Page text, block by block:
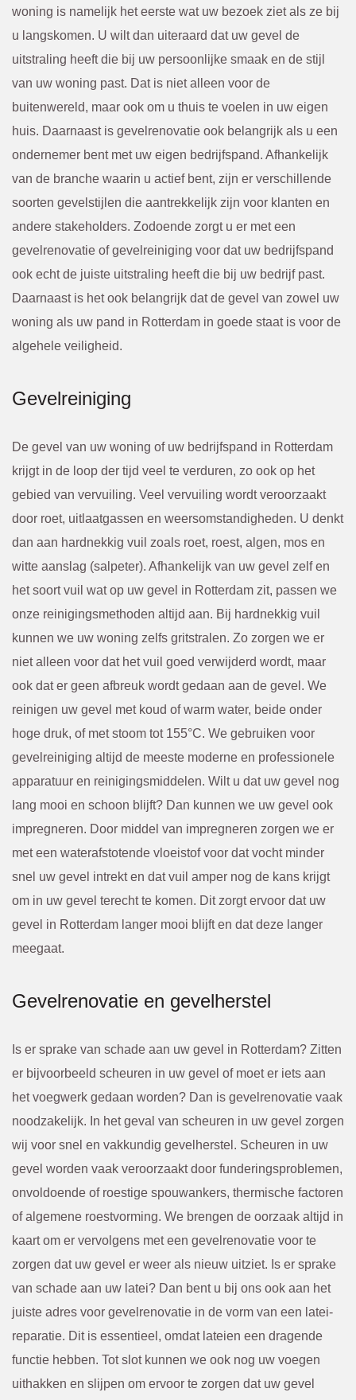
woning is namelijk het eerste wat uw bezoek ziet als ze bij
u langskomen. U wilt dan uiteraard dat uw gevel de
uitstraling heeft die bij uw persoonlijke smaak en de stijl
van uw woning past. Dat is niet alleen voor de
buitenwereld, maar ook om u thuis te voelen in uw eigen
huis. Daarnaast is gevelrenovatie ook belangrijk als u een
ondernemer bent met uw eigen bedrijfspand. Afhankelijk
van de branche waarin u actief bent, zijn er verschillende
soorten gevelstijlen die aantrekkelijk zijn voor klanten en
andere stakeholders. Zodoende zorgt u er met een
gevelrenovatie of gevelreiniging voor dat uw bedrijfspand
ook echt de juiste uitstraling heeft die bij uw bedrijf past.
Daarnaast is het ook belangrijk dat de gevel van zowel uw
woning als uw pand in Rotterdam in goede staat is voor de
algehele veiligheid.
Gevelreiniging
De gevel van uw woning of uw bedrijfspand in Rotterdam
krijgt in de loop der tijd veel te verduren, zo ook op het
gebied van vervuiling. Veel vervuiling wordt veroorzaakt
door roet, uitlaatgassen en weersomstandigheden. U denkt
dan aan hardnekkig vuil zoals roet, roest, algen, mos en
witte aanslag (salpeter). Afhankelijk van uw gevel zelf en
het soort vuil wat op uw gevel in Rotterdam zit, passen we
onze reinigingsmethoden altijd aan. Bij hardnekkig vuil
kunnen we uw woning zelfs gritstralen. Zo zorgen we er
niet alleen voor dat het vuil goed verwijderd wordt, maar
ook dat er geen afbreuk wordt gedaan aan de gevel. We
reinigen uw gevel met koud of warm water, beide onder
hoge druk, of met stoom tot 155°C. We gebruiken voor
gevelreiniging altijd de meeste moderne en professionele
apparatuur en reinigingsmiddelen. Wilt u dat uw gevel nog
lang mooi en schoon blijft? Dan kunnen we uw gevel ook
impregneren. Door middel van impregneren zorgen we er
met een waterafstotende vloeistof voor dat vocht minder
snel uw gevel intrekt en dat vuil amper nog de kans krijgt
om in uw gevel terecht te komen. Dit zorgt ervoor dat uw
gevel in Rotterdam langer mooi blijft en dat deze langer
meegaat.
Gevelrenovatie en gevelherstel
Is er sprake van schade aan uw gevel in Rotterdam? Zitten
er bijvoorbeeld scheuren in uw gevel of moet er iets aan
het voegwerk gedaan worden? Dan is gevelrenovatie vaak
noodzakelijk. In het geval van scheuren in uw gevel zorgen
wij voor snel en vakkundig gevelherstel. Scheuren in uw
gevel worden vaak veroorzaakt door funderingsproblemen,
onvoldoende of roestige spouwankers, thermische factoren
of algemene roestvorming. We brengen de oorzaak altijd in
kaart om er vervolgens met een gevelrenovatie voor te
zorgen dat uw gevel er weer als nieuw uitziet. Is er sprake
van schade aan uw latei? Dan bent u bij ons ook aan het
juiste adres voor gevelrenovatie in de vorm van een latei-
reparatie. Dit is essentieel, omdat lateien een dragende
functie hebben. Tot slot kunnen we ook nog uw voegen
uithakken en slijpen om ervoor te zorgen dat uw gevel